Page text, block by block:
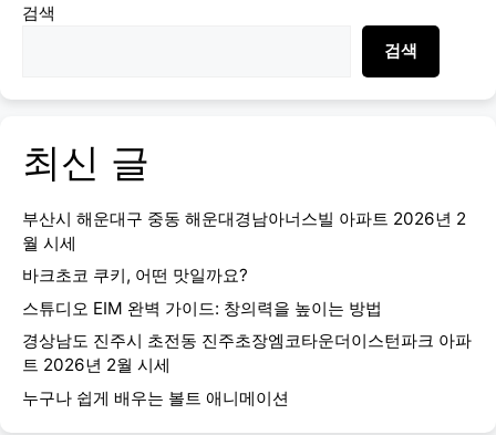
검색
검색
최신 글
부산시 해운대구 중동 해운대경남아너스빌 아파트 2026년 2
월 시세
바크초코 쿠키, 어떤 맛일까요?
스튜디오 EIM 완벽 가이드: 창의력을 높이는 방법
경상남도 진주시 초전동 진주초장엠코타운더이스턴파크 아파
트 2026년 2월 시세
누구나 쉽게 배우는 볼트 애니메이션